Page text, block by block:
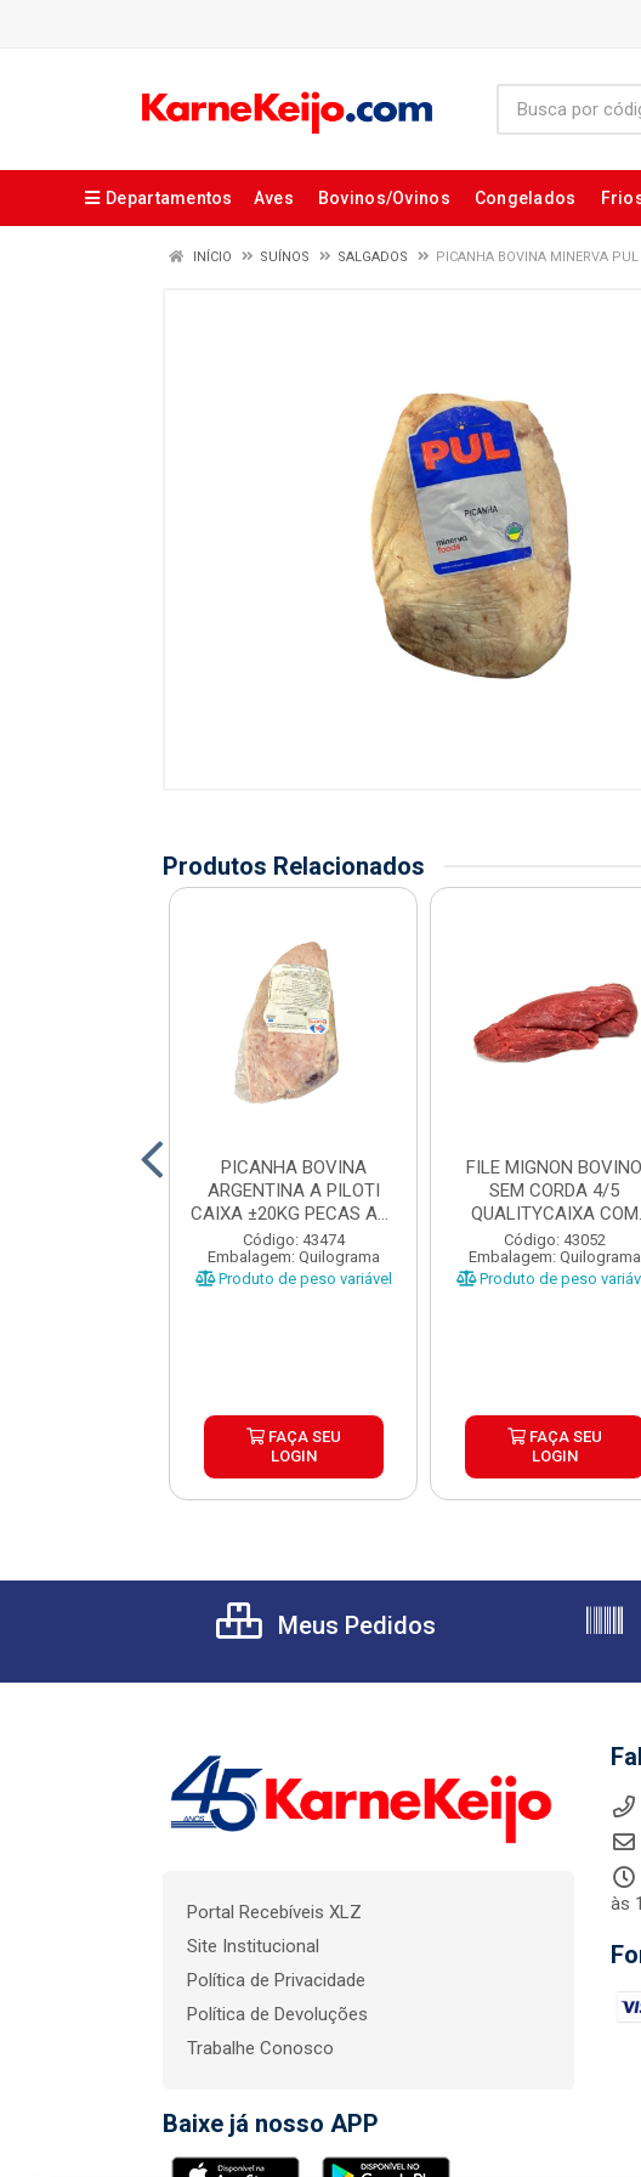
Departamentos Aves Bovinos/Ovinos Congelados
INÍCIO SUÍNOS SALGADOS PICANHA BOVINA MINERVA
Produtos Relacionados
PICANHA BOVINA
ARGENTINA A PILOTI
CAIXA ±20KG PECAS ATE
1,5K...
Código: 43474
Embalagem: Quilograma
Produto de peso variável
FAÇA SEU
LOGIN
FILE MIGNON BOVINO
SEM CORDA 4/5
QUALITYCAIXA COM
±25KG
Código: 43052
Embalagem: Quilograma
Produto de peso
FAÇA SEU
LOGIN
Meus Pedidos
Portal Recebíveis XLZ
Site Institucional
Política de Privacidade
Política de Devoluções
Trabalhe Conosco
Baixe já nosso APP
às